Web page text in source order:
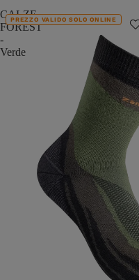
CALZE
FOREST
-
Verde
PREZZO VALIDO SOLO ONLINE